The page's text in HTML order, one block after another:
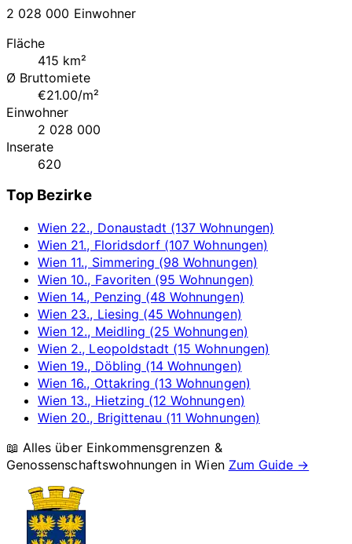
2 028 000 Einwohner
Fläche
415 km²
Ø Bruttomiete
€21.00/m²
Einwohner
2 028 000
Inserate
620
Top Bezirke
Wien 22., Donaustadt (137 Wohnungen)
Wien 21., Floridsdorf (107 Wohnungen)
Wien 11., Simmering (98 Wohnungen)
Wien 10., Favoriten (95 Wohnungen)
Wien 14., Penzing (48 Wohnungen)
Wien 23., Liesing (45 Wohnungen)
Wien 12., Meidling (25 Wohnungen)
Wien 2., Leopoldstadt (15 Wohnungen)
Wien 19., Döbling (14 Wohnungen)
Wien 16., Ottakring (13 Wohnungen)
Wien 13., Hietzing (12 Wohnungen)
Wien 20., Brigittenau (11 Wohnungen)
📖 Alles über Einkommensgrenzen &
Genossenschaftswohnungen inWien Zum Guide →